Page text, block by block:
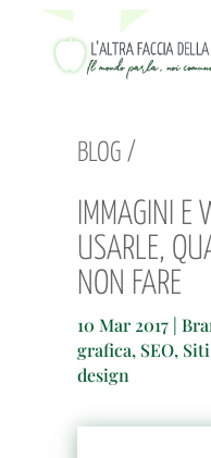
BLOG /
IMMAGINI E
USARLE,
NON FARE
10 Mar 2017 |
grafica, SEO,
design